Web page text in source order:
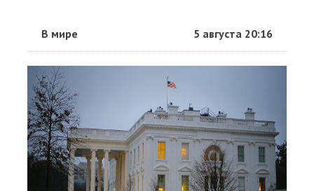
В мире 5 августа 20:16